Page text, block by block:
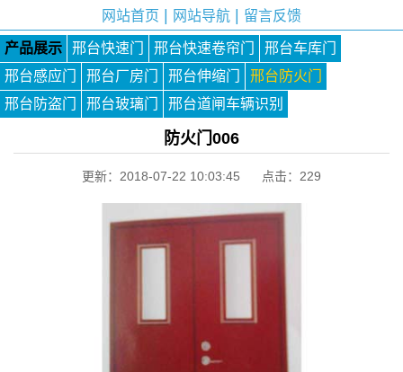
网站首页 网站导航 留言反馈
产品展示 邢台快速门 邢台快速卷帘门
邢台车库门
邢台感应门
邢台厂房门 邢台伸缩门
邢台防火门
邢台防盗门
邢台玻璃门 邢台道闸车辆识别
防火门006
更新：2018-07-22 10:03:45 点击： 229